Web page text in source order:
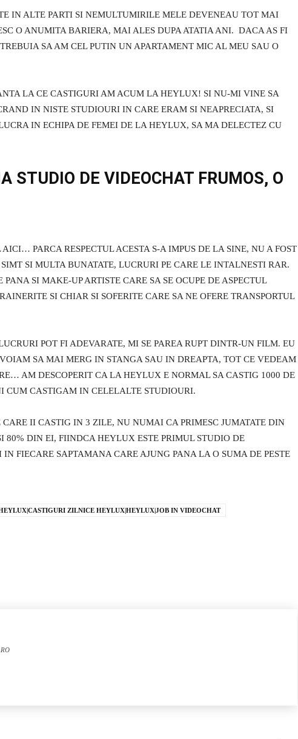
IN ALTE PARTI SI NEMULTUMIRILE MELE DEVENEAU TOT MAI
O ANUMITA BARIERA, MAI ALES DUPA ATATIA ANI. DACA AS FI
SA AM CEL PUTIN UN APARTAMENT MIC AL MEU SAU O
LA CE CASTIGURI AM ACUM LA HEYLUX! SI NU-MI VINE SA
IN NISTE STUDIOURI IN CARE ERAM SI NEAPRECIATA, SI
IN ECHIPA DE FEMEI DE LA HEYLUX, SA MA DELECTEZ CU
STUDIO DE VIDEOCHAT FRUMOS, O
PARCA RESPECTUL ACESTA S-A IMPUS DE LA SINE, NU A FOST
SI MULTA BUNATATE, LUCRURI PE CARE LE INTALNESTI RAR.
SI MAKE-UP ARTISTE CARE SA SE OCUPE DE ASPECTUL
SI CHIAR SI SOFERITE CARE SA NE OFERE TRANSPORTUL
POT FI ADEVARATE, MI SE PAREA RUPT DINTR-UN FILM. EU
SA MAI MERG IN STANGA SAU IN DREAPTA, TOT CE VEDEAM
AM DESCOPERIT CA LA HEYLUX E NORMAL SA CASTIG 1000 DE
CASTIGAM IN CELELALTE STUDIOURI.
II CASTIG IN 3 ZILE, NU NUMAI CA PRIMESC JUMATATE DIN
80% DIN EI, FIINDCA HEYLUX ESTE PRIMUL STUDIO DE
FIECARE SAPTAMANA CARE AJUNG PANA LA O SUMA DE PESTE
ZILNICE HEYLUX|HEYLUX|JOB IN VIDEOCHAT